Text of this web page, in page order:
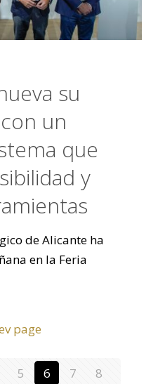
su
un
que
y
de Alicante ha
en la Feria
page
5 6 7
8